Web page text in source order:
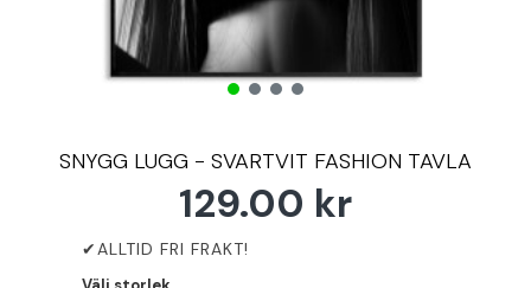
SNYGG LUGG - SVARTVIT FASHION TAVLA
129.00 kr